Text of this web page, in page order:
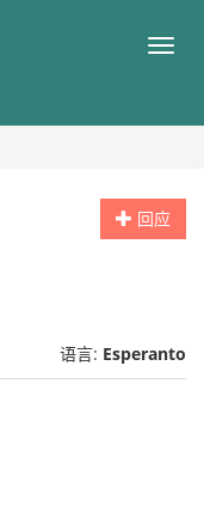
目
回应
语言: Esperanto